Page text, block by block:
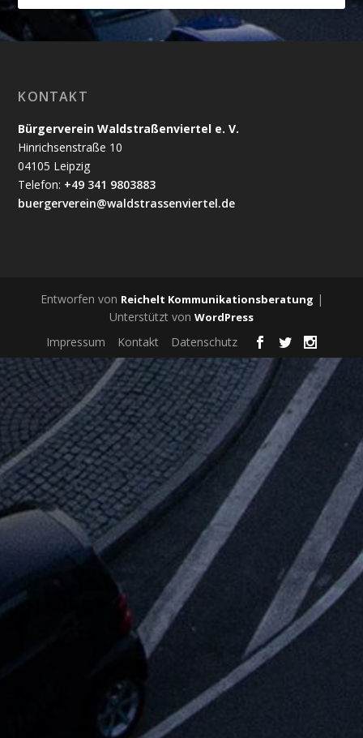
KONTAKT
Bürgerverein Waldstraßenviertel e. V.
Hinrichsenstraße 10
04105 Leipzig
Telefon: +49 341 9803883
buergerverein@waldstrassenviertel.de
Entworfen von Reichelt Kommunikationsberatung |
Unterstützt von WordPress
Impressum Kontakt Datenschutz